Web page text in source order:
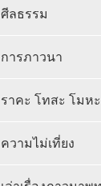
ศีลธรรม
การภาวนา
ราคะ โทสะ โมหะ
ความไม่เที่ยง